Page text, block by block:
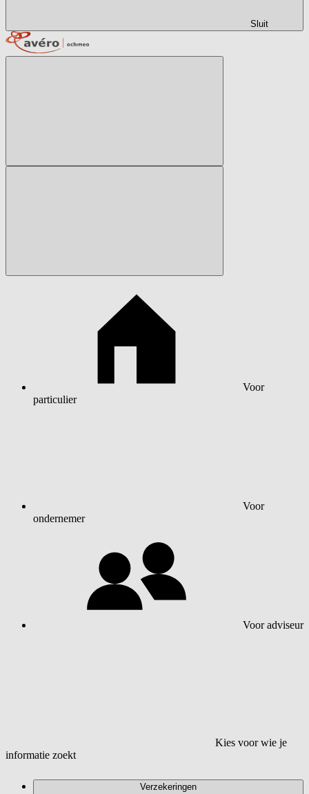
Sluit
Voor
particulier
Voor
ondernemer
Voor adviseur
Kies voor wie je
informatie zoekt
Verzekeringen